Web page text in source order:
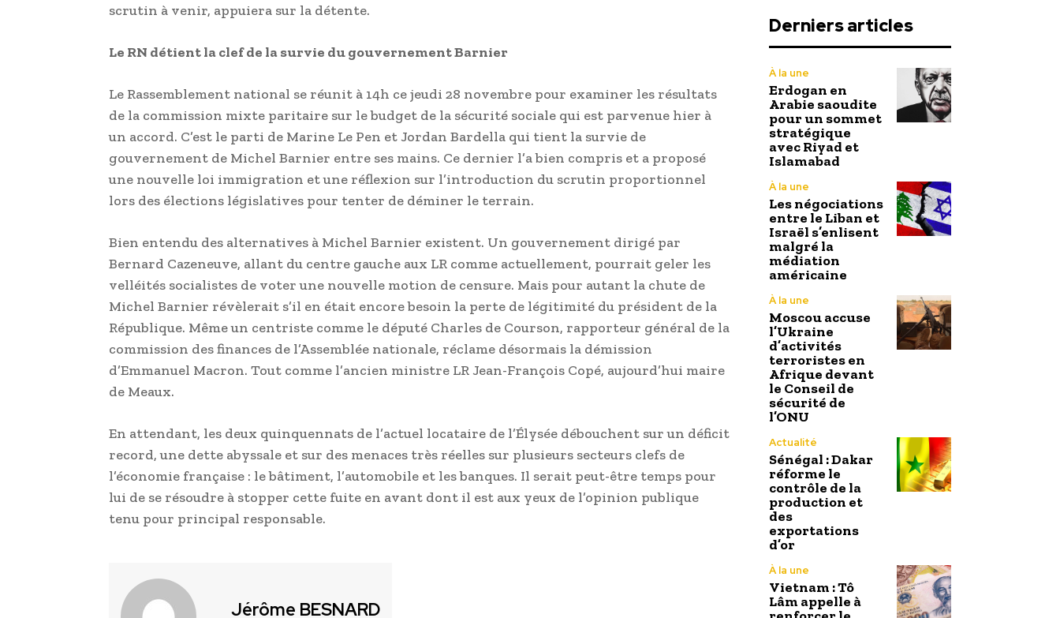
scrutin à venir, appuiera sur la détente.
Le RN détient la clef de la survie du gouvernement Barnier
Le Rassemblement national se réunit à 14h ce jeudi 28 novembre pour examiner les résultats
de la commission mixte paritaire sur le budget de la sécurité sociale qui est parvenue hier à
un accord. C’est le parti de Marine Le Pen et Jordan Bardella qui tient la survie de
gouvernement de Michel Barnier entre ses mains. Ce dernier l’a bien compris et a proposé
une nouvelle loi immigration et une réflexion sur l’introduction du scrutin proportionnel
lors des élections législatives pour tenter de déminer le terrain.
Bien entendu des alternatives à Michel Barnier existent. Un gouvernement dirigé par
Bernard Cazeneuve, allant du centre gauche aux LR comme actuellement, pourrait geler les
velléités socialistes de voter une nouvelle motion de censure. Mais pour autant la chute de
Michel Barnier révèlerait s’il en était encore besoin la perte de légitimité du président de la
République. Même un centriste comme le député Charles de Courson, rapporteur général de la
commission des finances de l’Assemblée nationale, réclame désormais la démission
d’Emmanuel Macron. Tout comme l’ancien ministre LR Jean-François Copé, aujourd’hui maire
de Meaux.
En attendant, les deux quinquennats de l’actuel locataire de l’Élysée débouchent sur un déficit
record, une dette abyssale et sur des menaces très réelles sur plusieurs secteurs clefs de
l’économie française : le bâtiment, l’automobile et les banques. Il serait peut-être temps pour
lui de se résoudre à stopper cette fuite en avant dont il est aux yeux de l’opinion publique
tenu pour principal responsable.
Jérôme BESNARD
Derniers articles
À la une
Erdogan en
Arabie saoudite
pour un sommet
stratégique
avec Riyad et
Islamabad
À la une
Les négociations
entre le Liban et
Israël s’enlisent
malgré la
médiation
américaine
À la une
Moscou accuse
l’Ukraine
d’activités
terroristes en
Afrique devant
le Conseil de
sécurité de
l’ONU
Actualité
Sénégal : Dakar
réforme le
contrôle de la
production et
des
exportations
d’or
À la une
Vietnam : Tô
Lâm appelle à